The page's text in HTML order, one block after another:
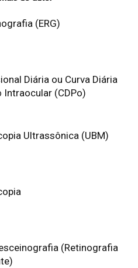
(ERG)
Diária ou Curva Diária
Intraocular (CDPo)
Ultrassônica (UBM)
(Retinografia